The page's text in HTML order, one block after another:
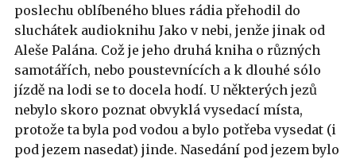
poslechu oblíbeného blues rádia přehodil do
sluchátek audioknihu Jako v nebi, jenže jinak od
Aleše Palána. Což je jeho druhá kniha o různých
samotářích, nebo poustevnících a k dlouhé sólo
jízdě na lodi se to docela hodí. U některých jezů
nebylo skoro poznat obvyklá vysedací místa,
protože ta byla pod vodou a bylo potřeba vysedat (i
pod jezem nasedat) jinde. Nasedání pod jezem bylo